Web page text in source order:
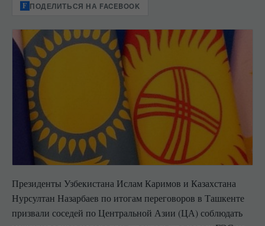
ПОДЕЛИТЬСЯ НА FACEBOOK
Президенты Узбекистана Ислам Каримов и Казахстана
Нурсултан Назарбаев по итогам переговоров в Ташкенте
призвали соседей по Центральной Азии (ЦА) соблюдать